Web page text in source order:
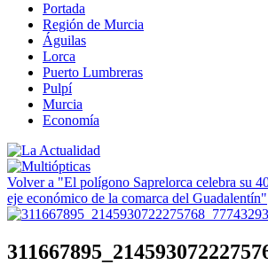
Portada
Región de Murcia
Águilas
Lorca
Puerto Lumbreras
Pulpí
Murcia
Economía
Volver a "El polígono Saprelorca celebra su
eje económico de la comarca del Guadalentín"